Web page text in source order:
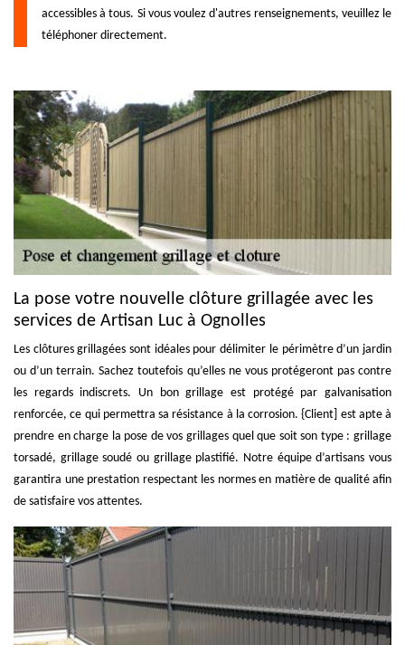
accessibles à tous. Si vous voulez d'autres renseignements, veuillez le
téléphoner directement.
La pose votre nouvelle clôture grillagée avec les
services de Artisan Luc à Ognolles
Les clôtures grillagées sont idéales pour délimiter le périmètre d’un jardin
ou d’un terrain. Sachez toutefois qu’elles ne vous protégeront pas contre
les regards indiscrets. Un bon grillage est protégé par galvanisation
renforcée, ce qui permettra sa résistance à la corrosion. {Client] est apte à
prendre en charge la pose de vos grillages quel que soit son type : grillage
torsadé, grillage soudé ou grillage plastifié. Notre équipe d’artisans vous
garantira une prestation respectant les normes en matière de qualité afin
de satisfaire vos attentes.